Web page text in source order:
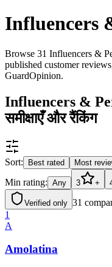
Influencers
Browse 31 Influencers &
published customer
GuardOpinion.
Influencers &
समीक्षाएँ और रैंकिंग
Sort: Best rated Most
Min rating: Any 3 +
Verified only 31
1
A
Amolatina